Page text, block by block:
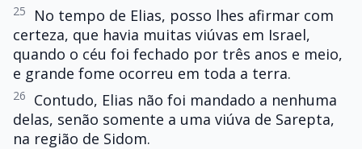
25
No tempo de Elias, posso lhes afirmar com
certeza, que havia muitas viúvas em Israel,
quando o céu foi fechado por três anos e meio,
e grande fome ocorreu em toda a terra.
26
Contudo, Elias não foi mandado a nenhuma
delas, senão somente a uma viúva de Sarepta,
na região de Sidom.